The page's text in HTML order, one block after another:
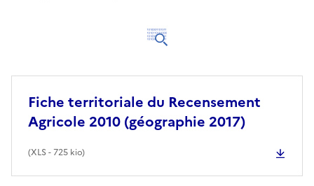
Fiche territoriale du Recensement
Agricole 2010 (géographie 2017)
(XLS - 725 kio)